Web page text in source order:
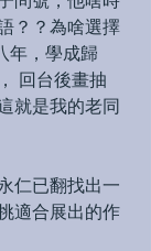
？？為啥選擇
年，學成歸
回台後畫抽
就是我的老同
仁已翻找出一
適合展出的作